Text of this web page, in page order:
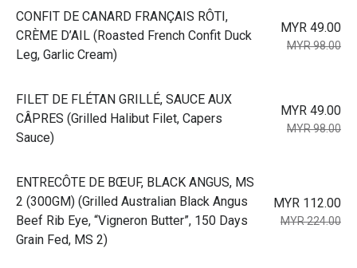
⁠CONFIT DE CANARD FRANÇAIS RÔTI,
CRÈME D’AIL (Roasted French Confit Duck
Leg, Garlic Cream)
MYR 49.00
MYR 98.00
⁠FILET DE FLÉTAN GRILLÉ, SAUCE AUX
CÂPRES (Grilled Halibut Filet, Capers
Sauce)
MYR 49.00
MYR 98.00
⁠ENTRECÔTE DE BŒUF, BLACK ANGUS, MS
2 (300GM) (Grilled Australian Black Angus
Beef Rib Eye, “Vigneron Butter”, 150 Days
Grain Fed, MS 2)
MYR 112.00
MYR 224.00